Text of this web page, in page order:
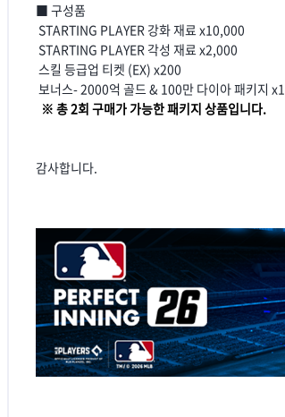
■ 구성품
STARTING PLAYER 강화 재료 x10,000
STARTING PLAYER 각성 재료 x2,000
스킬 등급업 티켓 (EX) x200
보너스- 2000억 골드 & 100만 다이아 패키지 x1
※ 총 2회 구매가 가능한 패키지 상품입니다.
감사합니다.